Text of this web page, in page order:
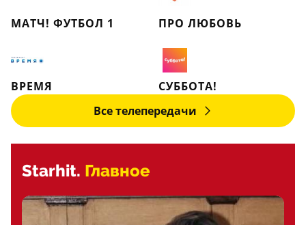
МАТЧ! ФУТБОЛ 1 ПРО ЛЮБОВЬ
ВРЕМЯ
СУББОТА!
Все телепередачи
Starhit. Главное